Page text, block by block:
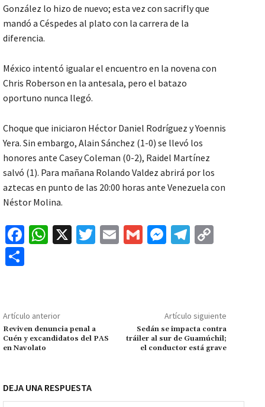
González lo hizo de nuevo; esta vez con sacrifly que
mandó a Céspedes al plato con la carrera de la
diferencia.
México intentó igualar el encuentro en la novena con
Chris Roberson en la antesala, pero el batazo
oportuno nunca llegó.
Choque que iniciaron Héctor Daniel Rodríguez y Yoennis
Yera. Sin embargo, Alain Sánchez (1-0) se llevó los
honores ante Casey Coleman (0-2), Raidel Martínez
salvó (1). Para mañana Rolando Valdez abrirá por los
aztecas en punto de las 20:00 horas ante Venezuela con
Néstor Molina.
Fa
o
k
W
p
p
X
T
E
G
M
ge
r
Te
m Li
n
k
p
ar
tir
Artículo anterior
Reviven denuncia penal a
Cuén y excandidatos del PAS
en Navolato
Artículo siguiente
Sedán se impacta contra
tráiler al sur de Guamúchil;
el conductor está grave
DEJA UNA RESPUESTA